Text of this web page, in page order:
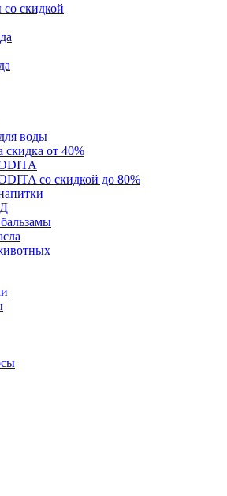
скидкой
воды
скидка от 40%
со скидкой до 80%